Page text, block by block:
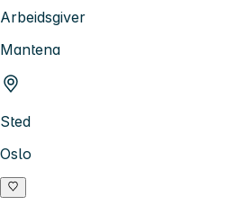
Arbeidsgiver
Mantena
Sted
Oslo